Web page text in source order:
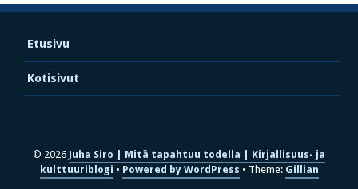
Etusivu
Kotisivut
© 2026 Juha Siro | Mitä tapahtuu todella | Kirjallisuus- ja
kulttuuriblogi
Powered by WordPress Theme: Gillian